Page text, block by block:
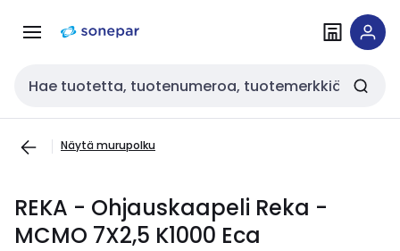
navigointiinsisältöön
Haku
Näytä murupolku
REKA - Ohjauskaapeli Reka -
MCMO 7X2,5 K1000 Eca